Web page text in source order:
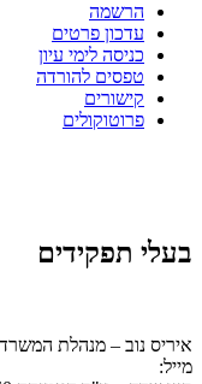
הרשמה
עדכון פרטים
כניסה לימי עיון
טפסים להורדה
קישורים
פרוטוקולים
בעלי תפקידים
איריס נוב – מנהלת המשרד 055-5570919
מייל: